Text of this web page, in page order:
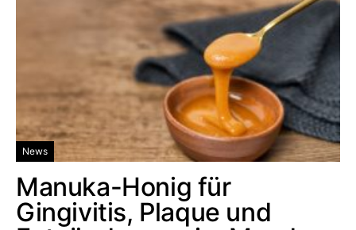
News
Manuka-Honig für
Gingivitis, Plaque und